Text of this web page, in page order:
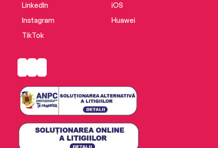
LinkedIn
Instagram
TikTok
iOS
Huawei